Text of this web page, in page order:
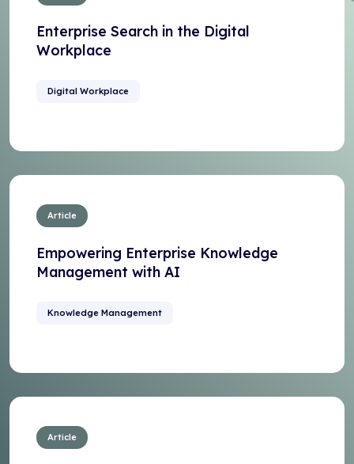
Enterprise Search in the Digital
Workplace
Digital Workplace
Article
Empowering Enterprise Knowledge
Management with AI
Knowledge Management
Article